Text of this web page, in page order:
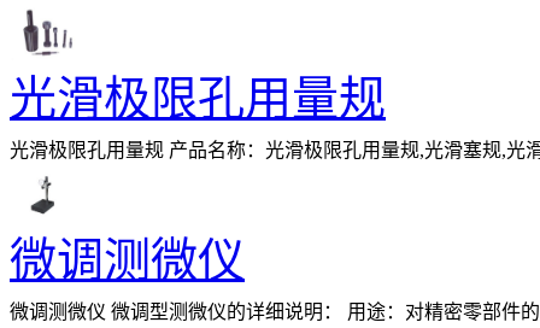
曲指标远远超出其他材质,悬挂,平放均
光滑极限孔用量规
光滑极限孔用量规 产品名称：光滑极限孔用量规,光滑塞规,光
产，材质是钢件T10。 &nbsp;如客户有图纸
微调测微仪
微调测微仪 微调型测微仪的详细说明： 用途：对精密零部件